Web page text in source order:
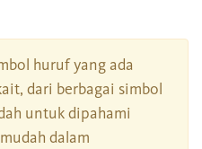
huruf yang ada
dari berbagai simbol
untuk dipahami
dalam